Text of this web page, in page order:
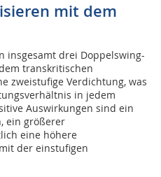
mit dem
insgesamt drei Doppelswing-
transkritischen
zweistufige Verdichtung, was
in jedem
Auswirkungen sind ein
ein größerer
eine höhere
der einstufigen